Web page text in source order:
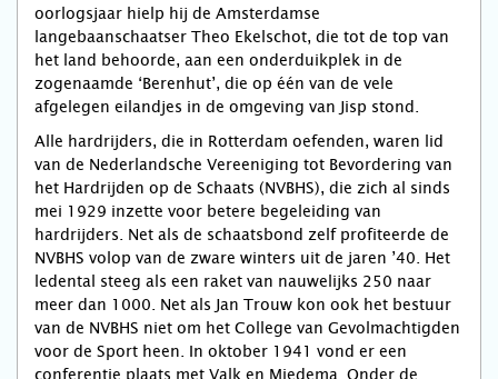
oorlogsjaar hielp hij de Amsterdamse
langebaanschaatser Theo Ekelschot, die tot de top van
het land behoorde, aan een onderduikplek in de
zogenaamde ‘Berenhut’, die op één van de vele
afgelegen eilandjes in de omgeving van Jisp stond.
Alle hardrijders, die in Rotterdam oefenden, waren lid
van de Nederlandsche Vereeniging tot Bevordering van
het Hardrijden op de Schaats (NVBHS), die zich al sinds
mei 1929 inzette voor betere begeleiding van
hardrijders. Net als de schaatsbond zelf profiteerde de
NVBHS volop van de zware winters uit de jaren ’40. Het
ledental steeg als een raket van nauwelijks 250 naar
meer dan 1000. Net als Jan Trouw kon ook het bestuur
van de NVBHS niet om het College van Gevolmachtigden
voor de Sport heen. In oktober 1941 vond er een
conferentie plaats met Valk en Miedema. Onder de